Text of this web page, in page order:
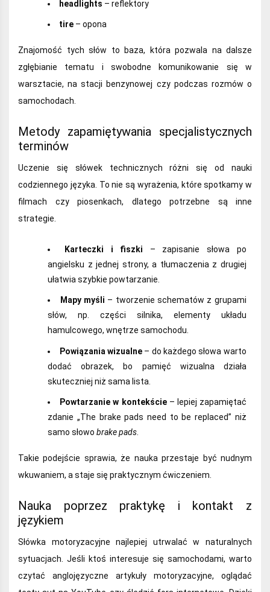
headlights – reflektory
tire – opona
Znajomość tych słów to baza, która pozwala na dalsze
zgłębianie tematu i swobodne komunikowanie się w
warsztacie, na stacji benzynowej czy podczas rozmów o
samochodach.
Metody zapamiętywania specjalistycznych
terminów
Uczenie się słówek technicznych różni się od nauki
codziennego języka. To nie są wyrażenia, które spotkamy w
filmach czy piosenkach, dlatego potrzebne są inne
strategie.
Karteczki i fiszki – zapisanie słowa po
angielsku z jednej strony, a tłumaczenia z drugiej
ułatwia szybkie powtarzanie.
Mapy myśli – tworzenie schematów z grupami
słów, np. części silnika, elementy układu
hamulcowego, wnętrze samochodu.
Powiązania wizualne – do każdego słowa warto
dodać obrazek, bo pamięć wizualna działa
skuteczniej niż sama lista.
Powtarzanie w kontekście– lepiej zapamiętać
zdanie „The brake pads need to be replaced” niż
samo słowobrake pads
Takie podejście sprawia, że nauka przestaje być nudnym
wkuwaniem, a staje się praktycznym ćwiczeniem.
Nauka poprzez praktykę i kontakt z
językiem
Słówka motoryzacyjne najlepiej utrwalać w naturalnych
sytuacjach. Jeśli ktoś interesuje się samochodami, warto
czytać anglojęzyczne artykuły motoryzacyjne, oglądać